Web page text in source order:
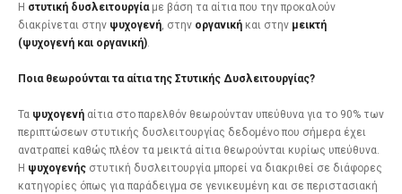
Η στυτική δυσλειτουργίαμε βάση τα αίτια που την προκαλούν
διακρίνεται στην ψυχογενή, στην οργανική και στην μεικτή
(ψυχογενή και οργανική).
Ποια θεωρούνται τα αίτια της Στυτικής Δυσλειτουργίας?
Τα ψυχογενή αίτια στο παρελθόν θεωρούνταν υπεύθυνα για το 90% των
περιπτώσεων στυτικής δυσλειτουργίας δεδομένο που σήμερα έχει
ανατραπεί καθώς πλέον τα μεικτά αίτια θεωρούνται κυρίως υπεύθυνα.
Η ψυχογενής στυτική δυσλειτουργία μπορεί να διακριθεί σε διάφορες
κατηγορίες όπως για παράδειγμα σε γενικευμένη και σε περιστασιακή